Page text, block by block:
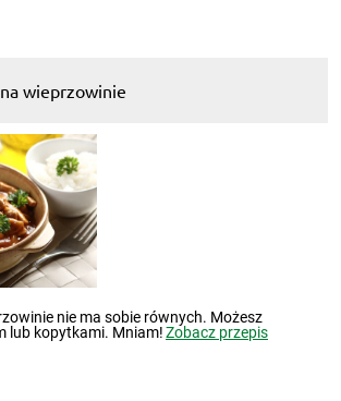
wieprzowinie
nie ma sobie równych. Możesz
lub kopytkami. Mniam!Zobacz przepis